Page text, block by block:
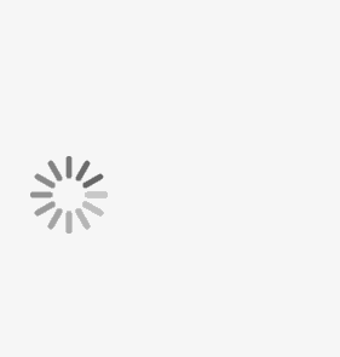
Nike pour femmes a une coupe
vous bénéficiez toujours d'un confort